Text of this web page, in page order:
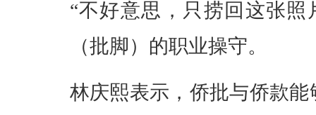
“不好意思，只捞回这张
（批脚）的职业操守。
林庆熙表示，侨批与侨款